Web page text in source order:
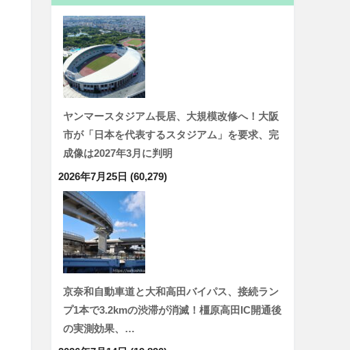
ヤンマースタジアム長居、大規模改修へ！大阪
市が「日本を代表するスタジアム」を要求、完
成像は2027年3月に判明
2026年7月25日 (60,279)
京奈和自動車道と大和高田バイパス、接続ラン
プ1本で3.2kmの渋滞が消滅！橿原高田IC開通後
の実測効果、…